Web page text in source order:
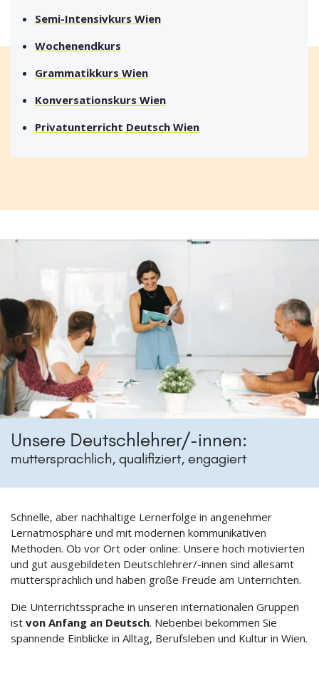
Semi-Intensivkurs Wien
Wochenendkurs
Grammatikkurs Wien
Konversationskurs Wien
Privatunterricht Deutsch Wien
Unsere Deutschlehrer/-innen:
muttersprachlich, qualifiziert, engagiert
Schnelle, aber nachhaltige Lernerfolge in angenehmer
Lernatmosphäre und mit modernen kommunikativen
Methoden. Ob vor Ort oder online: Unsere hoch motivierten
und gut ausgebildeten Deutschlehrer/-innen sind allesamt
muttersprachlich und haben große Freude am Unterrichten.
Die Unterrichtssprache in unseren internationalen Gruppen
ist von Anfang an Deutsch. Nebenbei bekommen Sie
spannende Einblicke in Alltag, Berufsleben und Kultur in Wien.